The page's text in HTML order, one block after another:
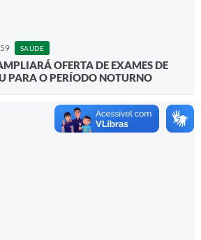
SAÚDE
OFERTA DE EXAMES DE
PARA O PERÍODO NOTURNO